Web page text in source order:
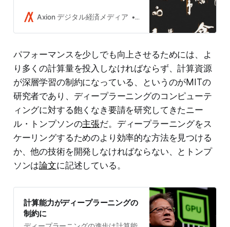
発について説明した論文を発表し
なモデルが解決策になる可能性があ
くつかの不備を含みながらもそれを
実証した。
Axion デジタル経済メディア Takushi Yoshida
パフォーマンスを少しでも向上させるためには、よ
り多くの計算量を投入しなければならず、計算資源
が深層学習の制約になっている、というのがMITの
研究者であり、ディープラーニングのコンピューテ
ィングに対する飽くなき要請を研究してきたニー
ル・トンプソンの主張だ。ディープラーニングをス
ケーリングするためのより効率的な方法を見つける
か、他の技術を開発しなければならない、とトンプ
ソンは論文に記述している。
計算能力がディープラーニングの
制約に